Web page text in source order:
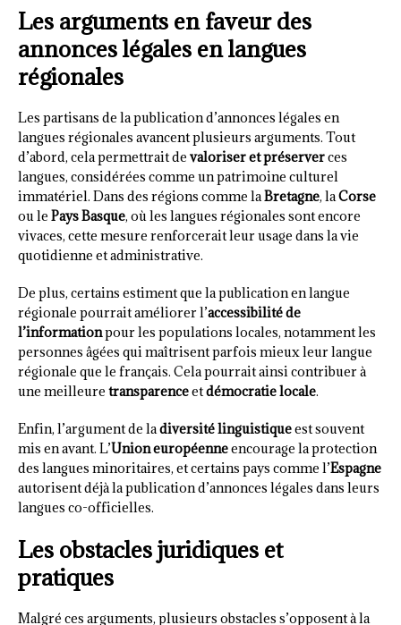
Les arguments en faveur des
annonces légales en langues
régionales
Les partisans de la publication d’annonces légales en
langues régionales avancent plusieurs arguments. Tout
d’abord, cela permettrait de valoriser et préserverces
langues, considérées comme un patrimoine culturel
immatériel. Dans des régions comme laBretagne, laCorse
ou le Pays Basque, où les langues régionales sont encore
vivaces, cette mesure renforcerait leur usage dans la vie
quotidienne et administrative.
De plus, certains estiment que la publication en langue
régionale pourrait améliorer l’accessibilité de
l’informationpour les populations locales, notamment les
personnes âgées qui maîtrisent parfois mieux leur langue
régionale que le français. Cela pourrait ainsi contribuer à
une meilleure transparenceetdémocratie locale.
Enfin, l’argument de ladiversité linguistiqueest souvent
mis en avant. L’Union européenneencourage la protection
des langues minoritaires, et certains pays comme l’Espagne
autorisent déjà la publication d’annonces légales dans leurs
langues co-officielles.
Les obstacles juridiques et
pratiques
Malgré ces arguments, plusieurs obstacles s’opposent à la